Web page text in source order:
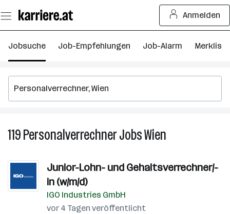
Seiteninhalt
springen
Anmelden
Jobsuche Job-Empfehlungen Job-Alarm Merkliste
119PersonalverrechnerJobsWien
in
Junior-Lohn- und Gehaltsverrechner/-
in (w/m/d)
IGO Industries GmbH
vor 4 Tagen veröffentlicht